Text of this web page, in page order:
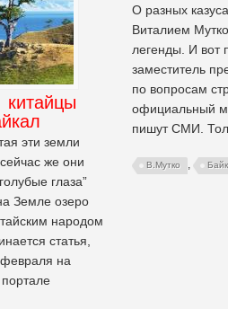
эти земли
же они
глаза”
Земле озеро
народом
статья,
на
О разных
Виталием
легенды. И вот
заместитель
по вопросам
официальный
пишут СМИ.
В.Мутко ,